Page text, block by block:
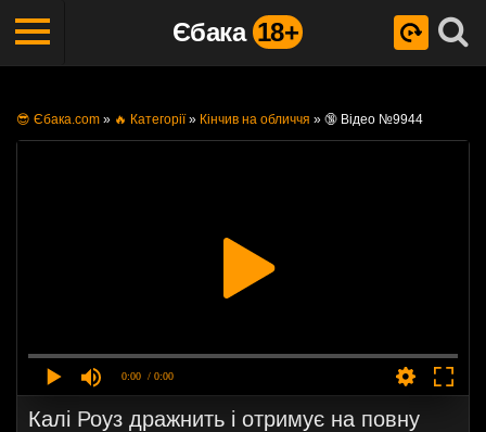
Єбака 18+
😎 Єбака.com » 🔥 Категорії» Кінчив на обличчя » 🔞 Відео №9944
0:00 / 0:00
Калі Роуз дражнить і отримує на повну